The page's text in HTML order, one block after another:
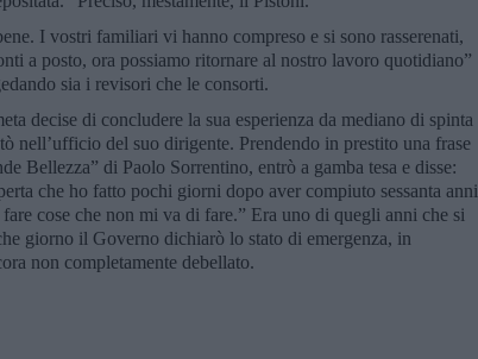
I vostri familiari vi hanno compreso e si sono rasserenati,
a posto, ora possiamo ritornare al nostro lavoro quotidiano”
sia i revisori che le consorti.
decise di concludere la sua esperienza da mediano di spinta
nell’ufficio del suo dirigente. Prendendo in prestito una frase
Bellezza” di Paolo Sorrentino, entrò a gamba tesa e disse:
che ho fatto pochi giorni dopo aver compiuto sessanta anni
cose che non mi va di fare.” Era uno di quegli anni che si
giorno il Governo dichiarò lo stato di emergenza, in
non completamente debellato.